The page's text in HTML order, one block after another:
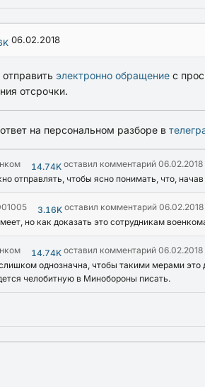
06.02.2018
электронно обращение с
отсрочки.
на персональном разборе в
14.74K оставил комментарий 06.02.2018
отправлять, чтобы ясно понимать, что,
3.16K оставил комментарий 06.02.2018
но как доказать это сотрудникам
14.74K оставил комментарий 06.02.2018
однозначна, чтобы такими мерами
челобитную в Минобороны писать.